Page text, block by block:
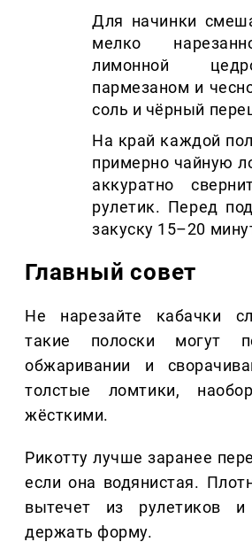
Для начинки
мелко
лимонной
пармезаном и
соль и чёрный
На край каждой
примерно чайную
аккуратно
рулетик. Перед
закуску 15–20
Главный совет
Не нарезайте кабачки
такие полоски могут
обжаривании и
толстые ломтики,
жёсткими.
Рикотту лучше заранее
если она водянистая.
вытечет из рулетиков
держать форму.